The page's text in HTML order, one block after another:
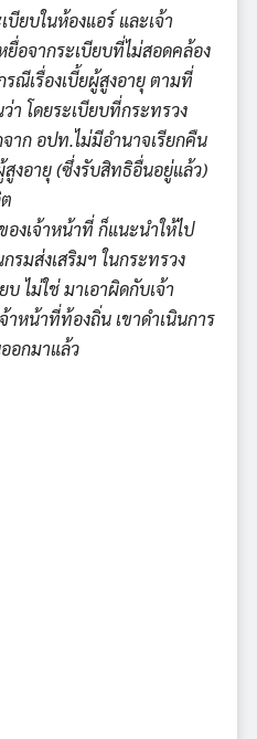
บียบในห้องแอร์ และเจ้า
อจากระเบียบที่ไม่สอดคล้อง
ณีเรื่องเบี้ยผู้สูงอายุ ตามที่
า โดยระเบียบที่กระทรวง
าก อปท.ไม่มีอำนาจเรียกคืน
สูงอายุ (ซึ่งรับสิทธิอื่นอยู่แล้ว)
งเจ้าหน้าที่ ก็แนะนำให้ไป
รมส่งเสริมฯ ในกระทรวง
ไม่ใช่ มาเอาผิดกับเจ้า
าหน้าที่ท้องถิ่น เขาดำเนินการ
อกมาแล้ว